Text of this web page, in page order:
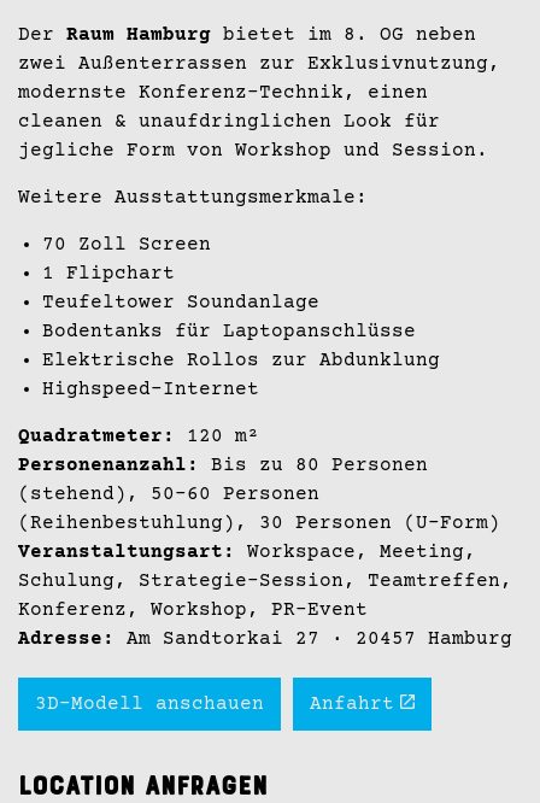
Der Raum Hamburg bietet im 8. OG neben
zwei Außenterrassen zur Exklusivnutzung,
modernste Konferenz-Technik, einen
cleanen & unaufdringlichen Look für
jegliche Form von Workshop und Session.
Weitere Ausstattungsmerkmale:
70 Zoll Screen
1 Flipchart
Teufeltower Soundanlage
Bodentanks für Laptopanschlüsse
Elektrische Rollos zur Abdunklung
Highspeed-Internet
Quadratmeter:
120 m²
Personenanzahl:
Bis zu 80 Personen
(stehend), 50-60 Personen
(Reihenbestuhlung), 30 Personen (U-Form)
Veranstaltungsart: Workspace, Meeting,
Schulung, Strategie-Session, Teamtreffen,
Konferenz, Workshop, PR-Event
Adresse: Am Sandtorkai 27 · 20457 Hamburg
3D-Modell anschauen Anfahrt
Location anfragen